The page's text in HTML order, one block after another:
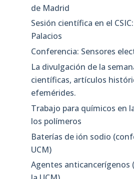
de Madrid
Sesión científica en el
Palacios
Conferencia: Sensores
La divulgación de la
científicas, artículos
efemérides.
Trabajo para químicos en
los polímeros
Baterías de ión sodio
UCM)
Agentes anticancerígenos